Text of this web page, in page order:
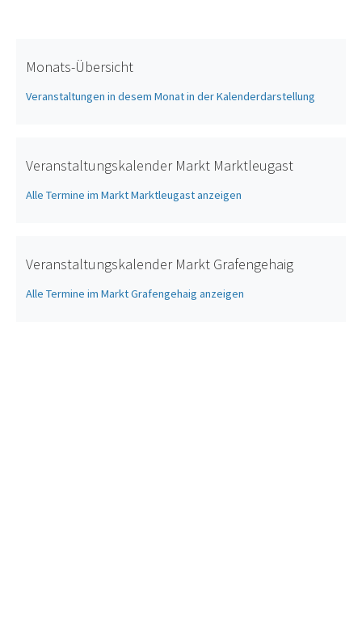
Monats-Übersicht
Veranstaltungen in desem Monat in der Kalenderdarstellung
Veranstaltungskalender Markt Marktleugast
Alle Termine im Markt Marktleugast anzeigen
Veranstaltungskalender Markt Grafengehaig
Alle Termine im Markt Grafengehaig anzeigen